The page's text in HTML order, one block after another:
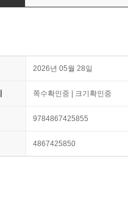
2026년 05월 28일
쪽수확인중 | 크기확인중
9784867425855
4867425850